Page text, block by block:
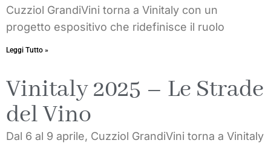
Cuzziol GrandiVini torna a Vinitaly con un
progetto espositivo che ridefinisce il ruolo
Leggi Tutto »
Vinitaly 2025 – Le Strade
del Vino
Dal 6 al 9 aprile, Cuzziol GrandiVini torna a Vinitaly